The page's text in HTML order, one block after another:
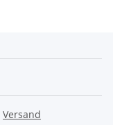
Versand